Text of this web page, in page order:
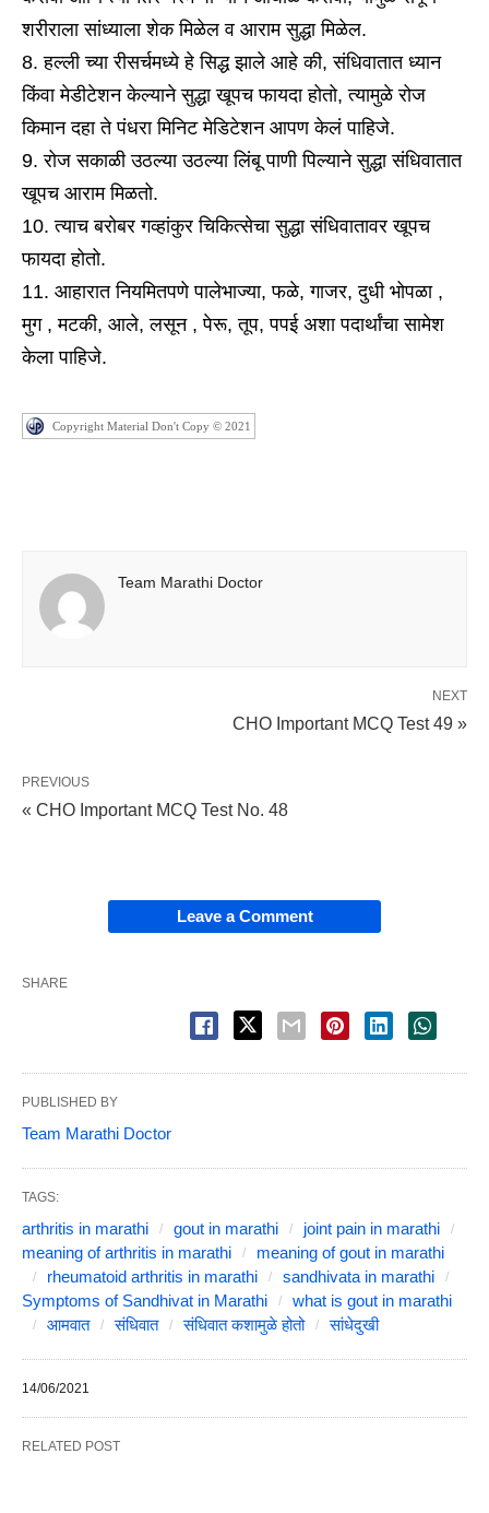
शरीराला सांध्याला शेक मिळेल व आराम सुद्धा मिळेल.
हल्ली च्या रीसर्चमध्ये हे सिद्ध झाले आहे की, संधिवातात ध्यान
किंवा मेडीटेशन केल्याने सुद्धा खूपच फायदा होतो, त्यामुळे रोज
किमान दहा ते पंधरा मिनिट मेडिटेशन आपण केलं पाहिजे.
रोज सकाळी उठल्या उठल्या लिंबू पाणी पिल्याने सुद्धा संधिवातात
खूपच आराम मिळतो.
त्याच बरोबर गव्हांकुर चिकित्सेचा सुद्धा संधिवातावर खूपच
फायदा होतो.
आहारात नियमितपणे पालेभाज्या, फळे, गाजर, दुधी भोपळा ,
मुग , मटकी, आले, लसून , पेरू, तूप, पपई अशा पदार्थांचा सामेश
केला पाहिजे.
Copyright Material Don't Copy © 2021
Team Marathi Doctor
NEXT
CHO Important MCQ Test 49 »
PREVIOUS
« CHO Important MCQ Test No. 48
Leave a Comment
SHARE
PUBLISHED BY
Team Marathi Doctor
TAGS:
arthritis in marathi gout in marathi
joint pain in marathi
meaning of arthritis in marathi
meaning of gout in marathi
rheumatoid arthritis in marathi
sandhivata in marathi
Symptoms of Sandhivat in Marathi
what is gout in marathi
आमवात
संधिवात संधिवात कशामुळे होतो सांधेदुखी
14/06/2021
RELATED POST